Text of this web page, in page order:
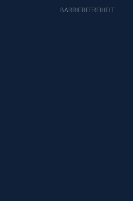
BARRIEREFREIHEIT